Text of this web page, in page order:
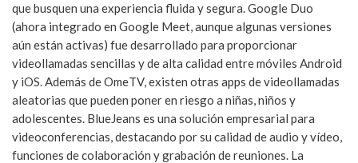
que busquen una experiencia fluida y segura. Google Duo
(ahora integrado en Google Meet, aunque algunas versiones
aún están activas) fue desarrollado para proporcionar
videollamadas sencillas y de alta calidad entre móviles Android
y iOS. Además de OmeTV, existen otras apps de videollamadas
aleatorias que pueden poner en riesgo a niñas, niños y
adolescentes. BlueJeans es una solución empresarial para
videoconferencias, destacando por su calidad de audio y vídeo,
funciones de colaboración y grabación de reuniones. La